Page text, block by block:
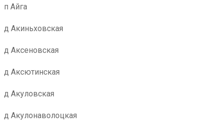
п Айга
д Акиньховская
д Аксеновская
д Аксютинская
д Акуловская
д Акулонаволоцкая